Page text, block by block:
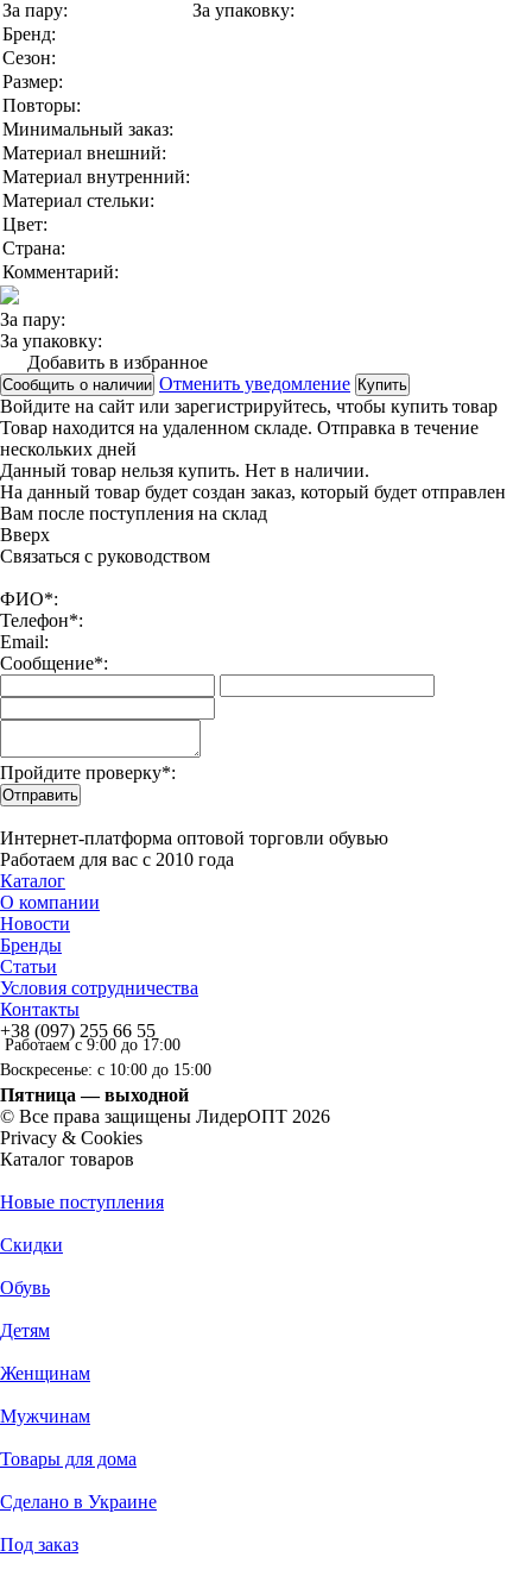
За пару:
За упаковку:
Бренд:
Сезон:
Размер:
Повторы:
Минимальный заказ:
Материал внешний:
Материал внутренний:
Материал стельки:
Цвет:
Страна:
Комментарий:
За пару:
За упаковку:
Добавить в избранное
Сообщить о наличии Отменить уведомление Купить
Войдите на сайт или зарегистрируйтесь, чтобы купить товар
Товар находится на удаленном складе. Отправка в течение
нескольких дней
Данный товар нельзя купить. Нет в наличии.
На данный товар будет создан заказ, который будет отправлен
Вам после поступления на склад
Вверx
Связаться с руководством
ФИО*:
Телефон*:
Email:
Сообщение*:
Пройдите проверку*:
Отправить
Интернет-платформа оптовой торговли обувью
Работаем для вас с 2010 года
Каталог
О компании
Новости
Бренды
Статьи
Условия сотрудничества
Контакты
+38 (097) 255 66 55
Работаем с 9:00 до 17:00
Воскресенье: с 10:00 до 15:00
Пятница — выходной
© Все права защищены ЛидерОПТ 2026
Privacy & Cookies
Каталог товаров
Новые поступления
Скидки
Обувь
Детям
Женщинам
Мужчинам
Товары для дома
Сделано в Украине
Под заказ